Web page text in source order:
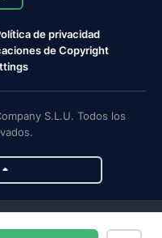
de privacidad
de Copyright
S.L.U. Todos los